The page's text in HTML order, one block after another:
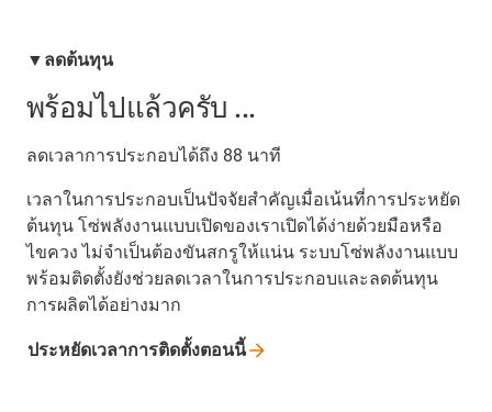
▼ลดต้นทุน
พร้อมไปแล้วครับ ...
ลดเวลาการประกอบได้ถึง 88 นาที
เวลาในการประกอบเป็นปัจจัยสำคัญเมื่อเน้นที่การประหยัด
ต้นทุน โซ่พลังงานแบบเปิดของเราเปิดได้ง่ายด้วยมือหรือ
ไขควง ไม่จำเป็นต้องขันสกรูให้แน่น ระบบโซ่พลังงานแบบ
พร้อมติดตั้งยังช่วยลดเวลาในการประกอบและลดต้นทุน
การผลิตได้อย่างมาก
ประหยัดเวลาการติดตั้งตอนนี้